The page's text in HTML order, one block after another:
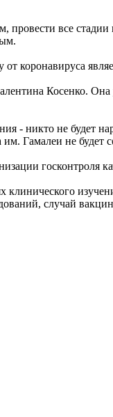
все
коронавируса
Косенко.
- никто не будет
Гамалеи не будет
госконтроля
клинического
случай